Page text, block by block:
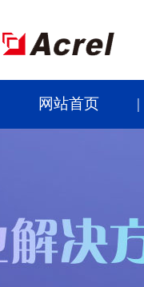
网站首页